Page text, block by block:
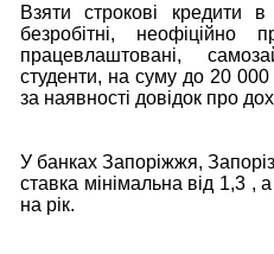
Взяти строкові кредити
безробітні, неофіційно
працевлаштовані,
студенти, на суму до 20
за наявності довідок про
У банках Запоріжжя,
ставка мінімальна від 1,3 ,
на рік.